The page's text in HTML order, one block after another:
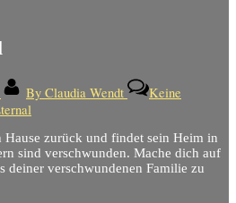
By Claudia Wendt
Keine
zurück und findet sein Heim in
sind verschwunden. Mache dich auf
deiner verschwundenen Familie zu